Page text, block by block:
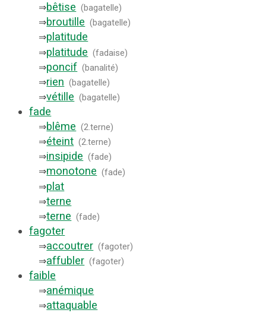
⇒bêtise (bagatelle)
⇒broutille (bagatelle)
⇒platitude
⇒platitude (fadaise)
⇒poncif (banalité)
⇒rien (bagatelle)
⇒vétille (bagatelle)
fade
⇒blême (2.terne)
⇒éteint (2.terne)
⇒insipide (fade)
⇒monotone (fade)
⇒plat
⇒terne
⇒terne (fade)
fagoter
⇒accoutrer (fagoter)
⇒affubler (fagoter)
faible
⇒anémique
⇒attaquable